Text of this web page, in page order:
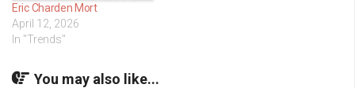
Eric Charden Mort
April 12, 2026
In "Trends"
You may also like...